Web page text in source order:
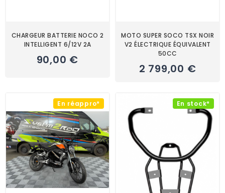
CHARGEUR BATTERIE NOCO 2
INTELLIGENT 6/12V 2A
90,00 €
MOTO SUPER SOCO TSX NOIR
V2 ÉLECTRIQUE ÉQUIVALENT
50CC
2 799,00 €
En réappro* En stock*